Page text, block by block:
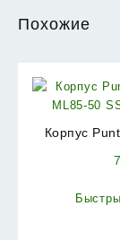
Похожие
Корпус